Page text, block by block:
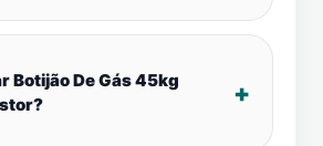
Botijão De Gás 45kg